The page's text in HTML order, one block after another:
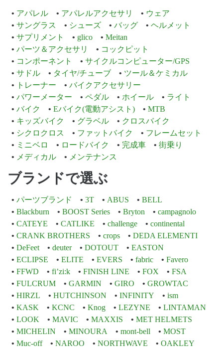
アパレル アパレルアクセサリ
ウェア
サングラス
シューズ バッグ
ヘルメット
サプリメント
glico
Meitan
パーツ＆アクセサリ
コックピット
コンポーネント
サイクルコンピューター/GPS
サドル
タイヤ/チューブ
ツール＆ケミカル
トレーナー
バイクアクセサリー
パワーメーター
ペダル ホイール
ライト
バイク
Eバイク(電動アシスト)
MTB
キッズバイク
グラベル
クロスバイク
シクロクロス
ファットバイク
フレームセット
ミニベロ
ロードバイク 完成車
街乗り
メディカル
メンテナンス
ブランドで選ぶ
パーツブランド 3T ABUS
BELL
Blackburn
BOOST Series Bryton
campagnolo
CATEYE
CATLIKE challenge
continental
CRANK BROTHERS
crops
DEDA ELEMENTI
DeFeet
deuter DOTOUT
EASTON
ECLIPSE
ELITE EVERS fabric
Favero
FFWD
fi’zi:k FINISH LINE FOX
FSA
FULCRUM
GARMIN GIRO
GROWTAC
HIRZL
HUTCHINSON INFINITY
ism
KASK
KCNC Knog LEZYNE
LINTAMAN
LOOK
MAVIC MAXXIS
MET HELMETS
MICHELIN
MINOURA mont-bell
MOST
Muc-off
NAROO NORTHWAVE
OAKLEY